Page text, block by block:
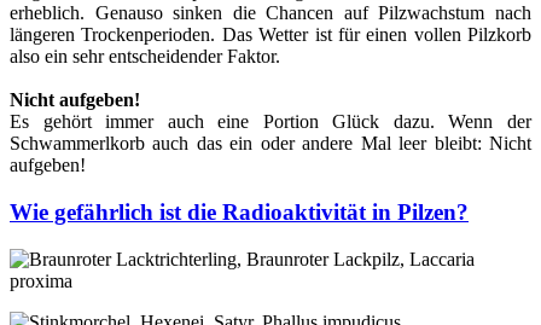
erheblich. Genauso sinken die Chancen auf Pilzwachstum nach
längeren Trockenperioden. Das Wetter ist für einen vollen Pilzkorb
also ein sehr entscheidender Faktor.
Nicht aufgeben!
Es gehört immer auch eine Portion Glück dazu. Wenn der
Schwammerlkorb auch das ein oder andere Mal leer bleibt: Nicht
aufgeben!
Wie gefährlich ist die Radioaktivität in Pilzen?